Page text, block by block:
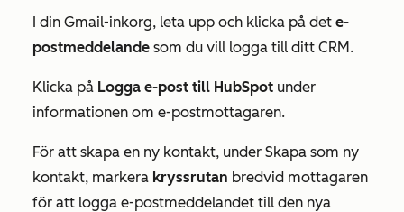
I din Gmail-inkorg, leta upp och klicka på det e-
postmeddelande som du vill logga till ditt CRM.
Klicka på Logga e-post till HubSpot under
informationen om e-postmottagaren.
För att skapa en ny kontakt, under Skapa som ny
kontakt, markera kryssrutan bredvid mottagaren
för att logga e-postmeddelandet till den nya